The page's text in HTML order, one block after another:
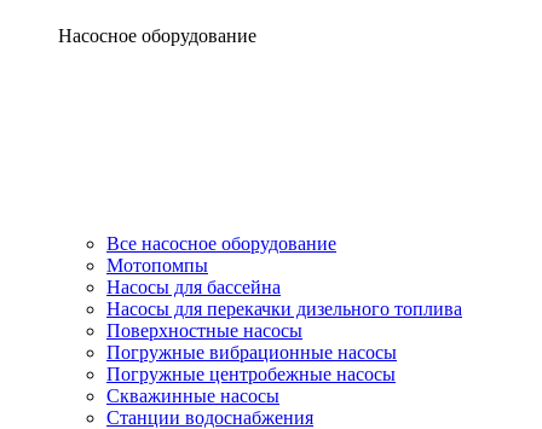
Насосное оборудование
Все насосное оборудование
Мотопомпы
Насосы для бассейна
Насосы для перекачки дизельного топлива
Поверхностные насосы
Погружные вибрационные насосы
Погружные центробежные насосы
Скважинные насосы
Станции водоснабжения